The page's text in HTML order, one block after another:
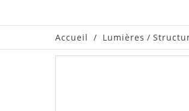
Accueil / Lumières /